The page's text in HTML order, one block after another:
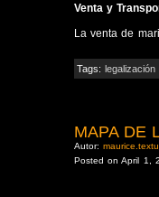
Venta y
La venta de
Tags:
MAPA DE
Autor:
Posted on April 1,